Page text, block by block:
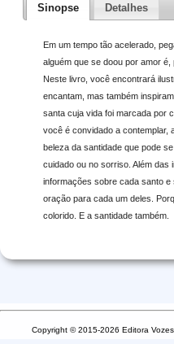
Sinopse Detalhes
Em um tempo tão acelerado,
alguém que se doou por amor é,
Neste livro, você encontrará
encantam, mas também
santa cuja vida foi marcada por
você é convidado a contemplar,
beleza da santidade que pode
cuidado ou no sorriso. Além das
informações sobre cada santo
oração para cada um deles.
colorido. E a santidade também.
Copyright © 2015-2026 Editora Vozes